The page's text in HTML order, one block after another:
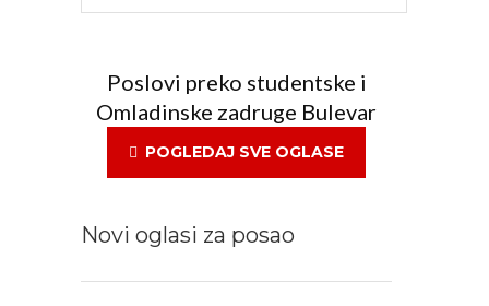
Poslovi preko studentske i
Omladinske zadruge Bulevar
POGLEDAJ SVE OGLASE
Novi oglasi za posao